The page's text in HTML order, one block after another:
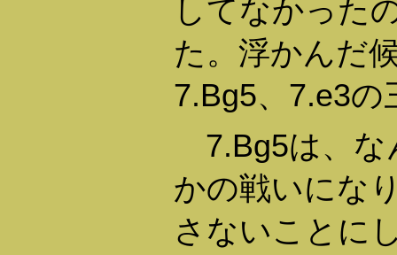
してなかった
た。浮かんだ
7.Bg5、7.e3の
7.Bg5は、な
かの戦いにな
さないことに